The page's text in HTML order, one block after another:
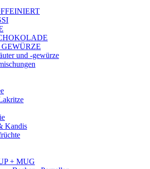
und -gewürze
Kandis
+ MUG